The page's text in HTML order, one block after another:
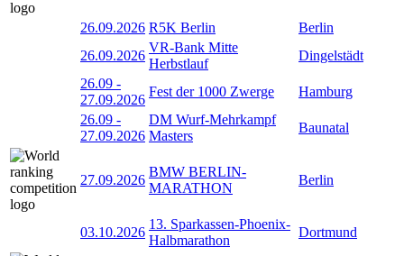
26.09.2026 R5K Berlin
Berlin
26.09.2026
VR-Bank Mitte
Herbstlauf
Dingelstädt
26.09 -
27.09.2026
Fest der 1000 Zwerge
Hamburg
26.09 -
27.09.2026
DM Wurf-Mehrkampf
Masters
Baunatal
27.09.2026
BMW BERLIN-
MARATHON
Berlin
03.10.2026
13. Sparkassen-Phoenix-
Halbmarathon
Dortmund